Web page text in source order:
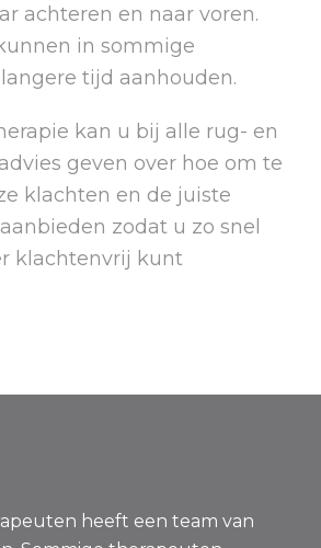
achteren en naar voren.
in sommige
tijd aanhouden.
kan u bij alle rug- en
geven over hoe om te
klachten en de juiste
zodat u zo snel
klachtenvrij kunt
heeft een team van